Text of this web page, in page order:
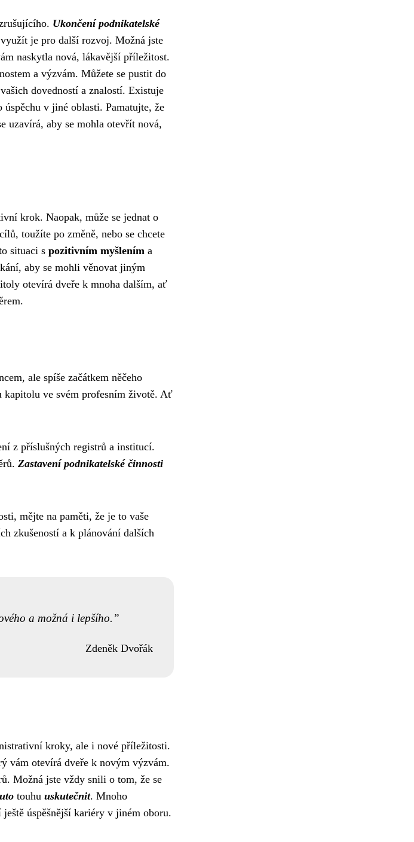
Ukončení podnikatelské
je pro další rozvoj. Možná jste
naskytla nová, lákavější příležitost.
a výzvám. Můžete se pustit do
dovedností a znalostí. Existuje
v jiné oblasti. Pamatujte, že
uzavírá, aby se mohla otevřít nová,
krok. Naopak, může se jednat o
toužíte po změně, nebo se chcete
situaci s pozitivním myšlením a
aby se mohli věnovat jiným
otevírá dveře k mnoha dalším, ať
ale spíše začátkem něčeho
kapitolu ve svém profesním životě. Ať
z příslušných registrů a institucí.
Zastavení podnikatelské činnosti
mějte na paměti, že je to vaše
zkušeností a k plánování dalších
a možná i lepšího.
Zdeněk Dvořák
kroky, ale i nové příležitosti.
vám otevírá dveře k novým výzvám.
Možná jste vždy snili o tom, že se
touhu uskutečnit. Mnoho
úspěšnější kariéry v jiném oboru.